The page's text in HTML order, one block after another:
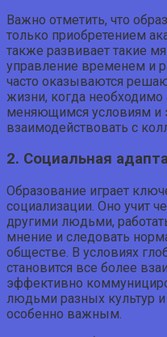
Важно отметить, что
только приобретением
также развивает такие
управление временем и
часто оказываются
жизни, когда необходимо
меняющимся условиям и
взаимодействовать с
2. Социальная
Образование играет
социализации. Оно учит
другими людьми,
мнение и следовать
обществе. В условиях
становится все более
эффективно
людьми разных культур и
особенно важным.